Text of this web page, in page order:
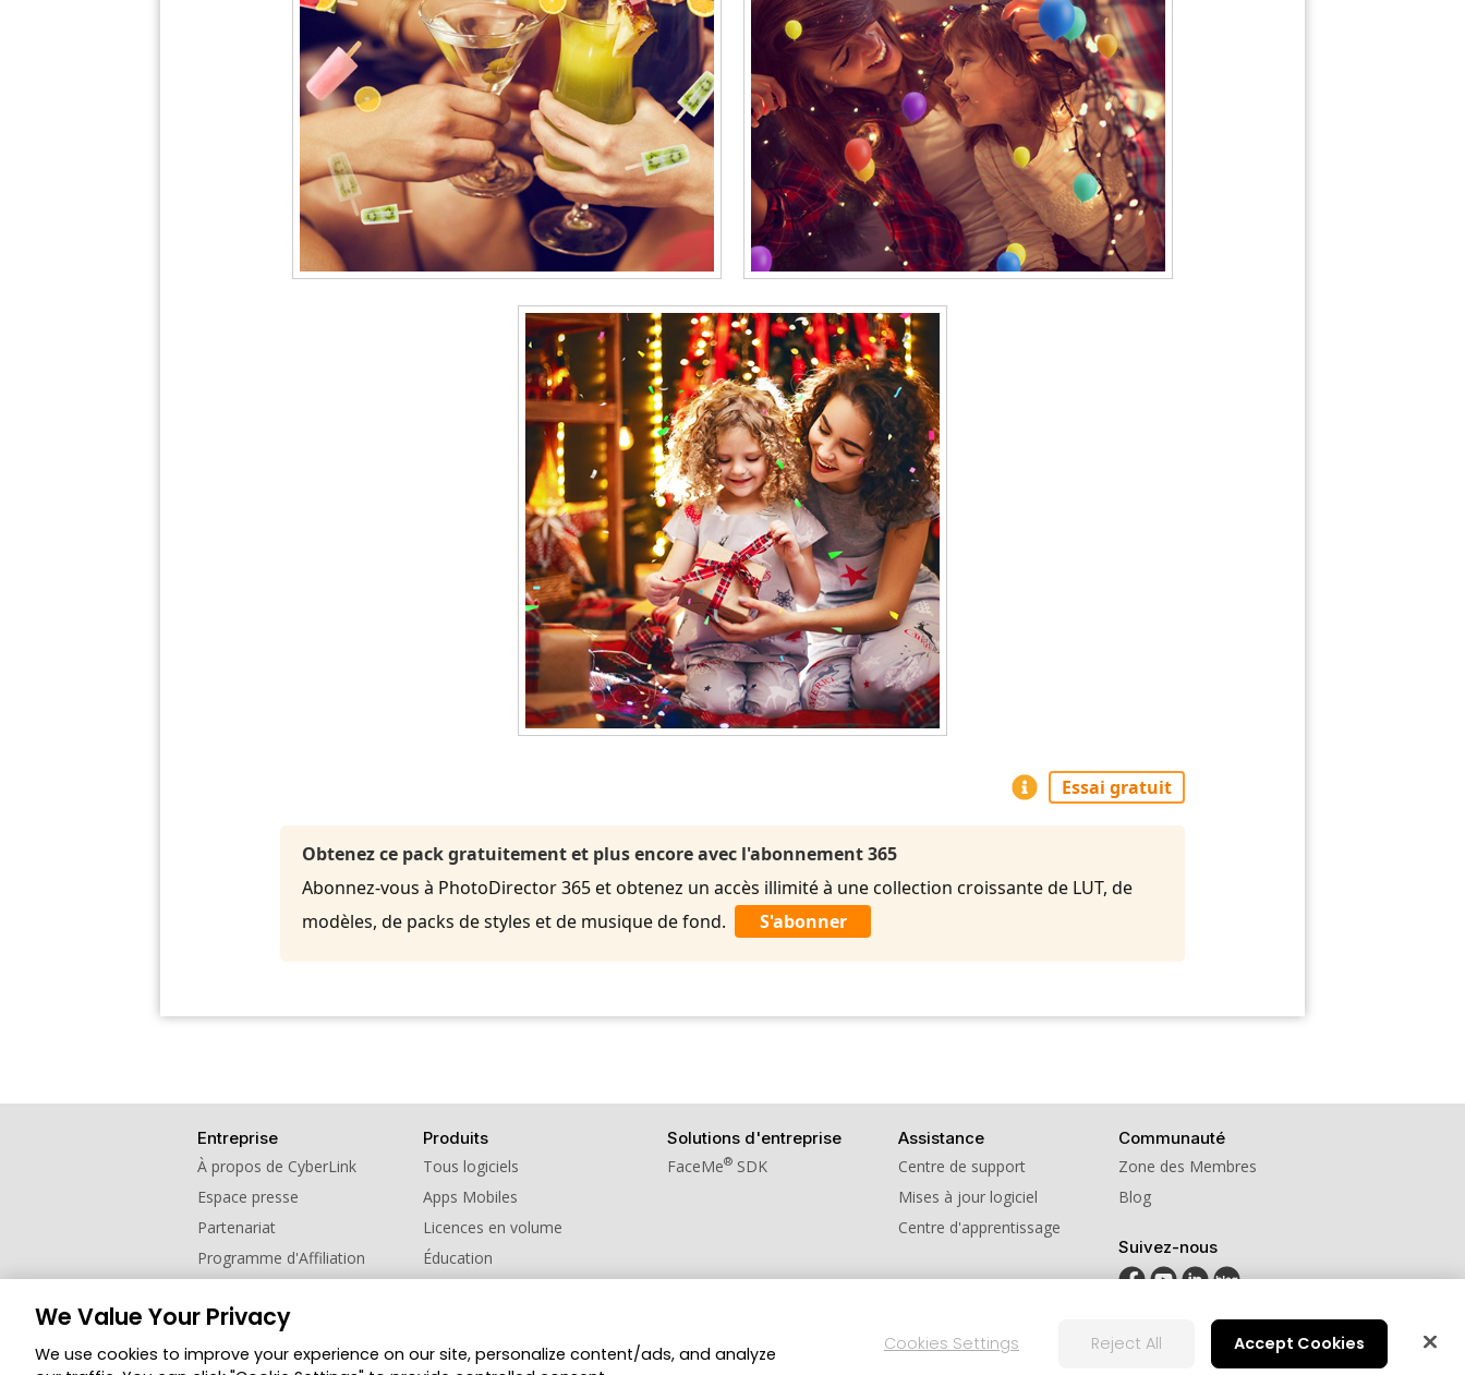
Essai gratuit
Obtenez ce pack gratuitement et plus encore avec l'abonnement 365
Abonnez-vous à PhotoDirector 365 et obtenez un accès illimité à une collection croissante de LUT, de
modèles, de packs de styles et de musique de fond.
S'abonner
Entreprise
À propos de CyberLink
Espace presse
Partenariat
Programme d'Affiliation
Produits
Tous logiciels
Apps Mobiles
Licences en volume
Éducation
Solutions d'entreprise
FaceMe®SDK
Assistance
Centre de support
Mises à jour logiciel
Centre d'apprentissage
Communauté
Zone des Membres
Blog
Suivez-nous
Changer de région
© Copyright 2026 Groupe CyberLink. Tous droits réservés. Politique de confidentialité
We Value Your Privacy
We use cookies to improve your experience on our site, personalize content/ads, and analyze
Cookies Settings Reject All Accept Cookies